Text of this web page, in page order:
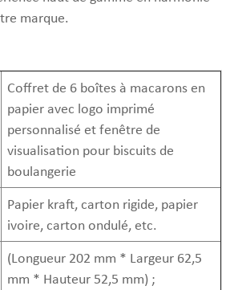
marque.
Coffret de 6 boîtes à macarons en
papier avec logo imprimé
personnalisé et fenêtre de
visualisation pour biscuits de
boulangerie
Papier kraft, carton rigide, papier
ivoire, carton ondulé, etc.
(Longueur 202 mm * Largeur 62,5
mm * Hauteur 52,5 mm) ;